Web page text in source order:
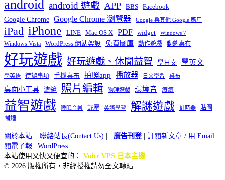
android android 遊戲 APP BBS Facebook
Google Chrome Google Chrome 瀏覽器 Google 與其他 Google 應用
iPad iPhone LINE Mac OS X PDF widget Windows 7
Windows Vista WordPress 網站架設 免費圖庫 動作遊戲 動態桌布
好玩遊戲 好玩遊戲、休閒益智 學日文 學英文
學英語 待辦事項 手機桌布 拍照app 播放器 日文學習 桌布
桌面小工具 濾鏡 照片編輯 物理遊戲 環境音 療癒
益智遊戲 睡眠音樂 舒壓 英語學習 解謎遊戲 計時器
貼圖
鬧鐘
關於本站 聯絡站長(Contact Us) 廣告刊登| 訂閱新文章 / 用 Email
閱電子報
WordPress
本站使用又快又便宜的： Vultr VPS 日本主機
© 2026 版權所有，非經授權請勿全文轉貼